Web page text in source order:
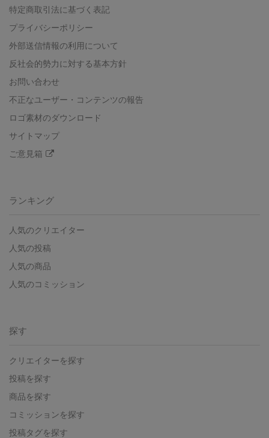
特定商取引法に基づく表記
プライバシーポリシー
外部送信情報の利用について
反社会的勢力に対する基本方針
お問い合わせ
不正なユーザー・コンテンツの報告
ロゴ素材のダウンロード
サイトマップ
ご意見箱
ランキング
人気のクリエイター
人気の投稿
人気の商品
人気のコミッション
探す
クリエイターを探す
投稿を探す
商品を探す
コミッションを探す
投稿タグを探す